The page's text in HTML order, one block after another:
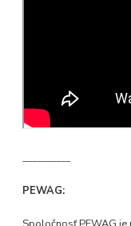
__________
PEWAG: